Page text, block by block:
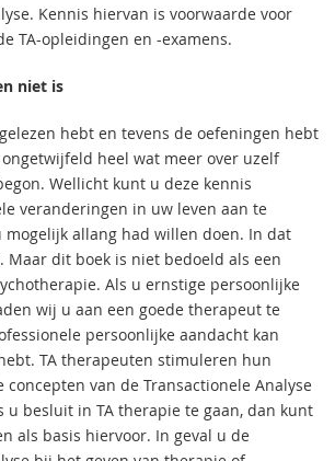
Kennis hiervan is voorwaarde voor
TA-opleidingen en -examens.
niet is
hebt en tevens de oefeningen hebt
heel wat meer over uzelf
Wellicht kunt u deze kennis
veranderingen in uw leven aan te
mogelijk allang had willen doen. In dat
Maar dit boek is niet bedoeld als een
Als u ernstige persoonlijke
wij u aan een goede therapeut te
persoonlijke aandacht kan
TA therapeuten stimuleren hun
van de Transactionele Analyse
u besluit in TA therapie te gaan, dan kunt
als basis hiervoor. In geval u de